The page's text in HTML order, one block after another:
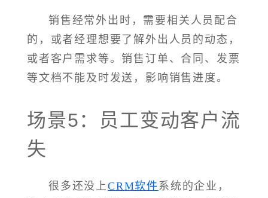
销售经常外出时，需要相关人员配合
的，或者经理想要了解外出人员的动态，
或者客户需求等。销售订单、合同、发票
等文档不能及时发送，影响销售进度。
场景5：员工变动客户流
失
很多还没上 CRM软件 系统的企业，